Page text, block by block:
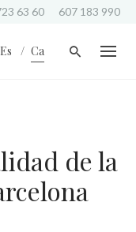
63 60 607 183 990
Es Ca
de la